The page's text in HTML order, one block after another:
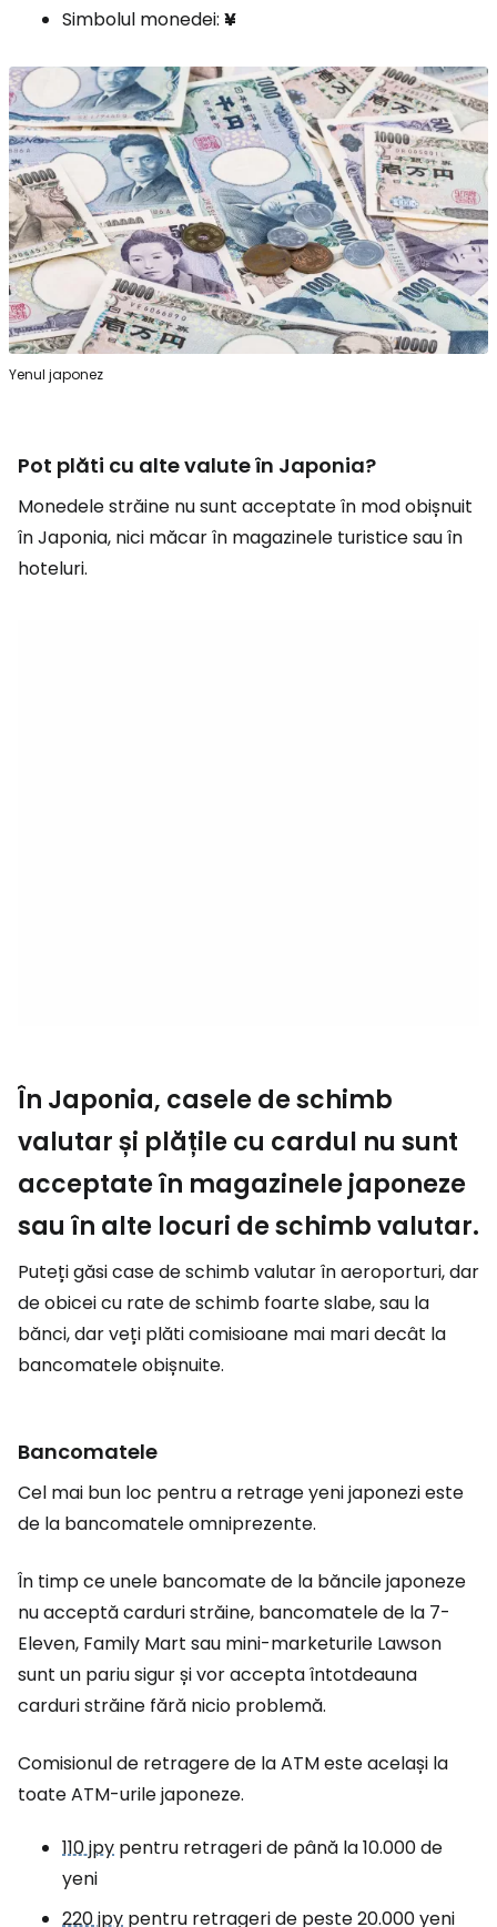
Simbolul monedei: ¥
Yenul japonez
Pot plăti cu alte valute în Japonia?
Monedele străine nu sunt acceptate în mod obișnuit
în Japonia, nici măcar în magazinele turistice sau în
hoteluri.
În Japonia, casele de schimb
valutar și plățile cu cardul nu sunt
acceptate în magazinele japoneze
sau în alte locuri de schimb valutar.
Puteți găsi case de schimb valutar în aeroporturi, dar
de obicei cu rate de schimb foarte slabe, sau la
bănci, dar veți plăti comisioane mai mari decât la
bancomatele obișnuite.
Bancomatele
Cel mai bun loc pentru a retrage yeni japonezi este
de la bancomatele omniprezente.
În timp ce unele bancomate de la băncile japoneze
nu acceptă carduri străine, bancomatele de la 7-
Eleven, Family Mart sau mini-marketurile Lawson
sunt un pariu sigur și vor accepta întotdeauna
carduri străine fără nicio problemă.
Comisionul de retragere de la ATM este același la
toate ATM-urile japoneze.
110 jpy pentru retrageri de până la 10.000 de
yeni
220 jpy pentru retrageri de peste 20.000 yeni